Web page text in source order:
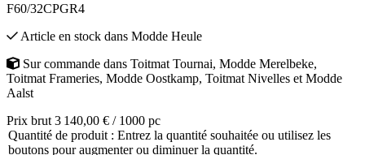
F60/32CPGR4
Article en stock dans Modde Heule
Sur commande dans Toitmat Tournai, Modde Merelbeke,
Toitmat Frameries, Modde Oostkamp, Toitmat Nivelles et Modde
Aalst
Prix brut 3 140,00 € / 1000 pc
Quantité de produit : Entrez la quantité souhaitée ou utilisez les
boutons pour augmenter ou diminuer la quantité.